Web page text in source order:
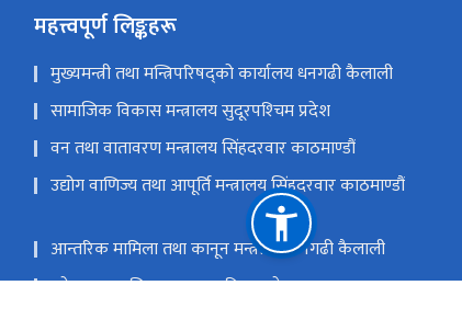
महत्त्वपूर्ण लिङ्कहरू
मुख्यमन्त्री तथा मन्त्रिपरिषद्को कार्यालय धनगढी कैलाली
सामाजिक विकास मन्त्रालय सुदूरपश्‍चिम प्रदेश
वन तथा वातावरण मन्त्रालय सिंहदरवार काठमाण्डौं
उद्योग वाणिज्य तथा आपूर्ति मन्त्रालय सिंहदरवार काठमाण्डौं
आन्तरिक मामिला तथा कानून मन्त्रालय धनगढी कैलाली
प्रदेश सभा सचिवालय सुदूरपश्‍चिम प्रदेश